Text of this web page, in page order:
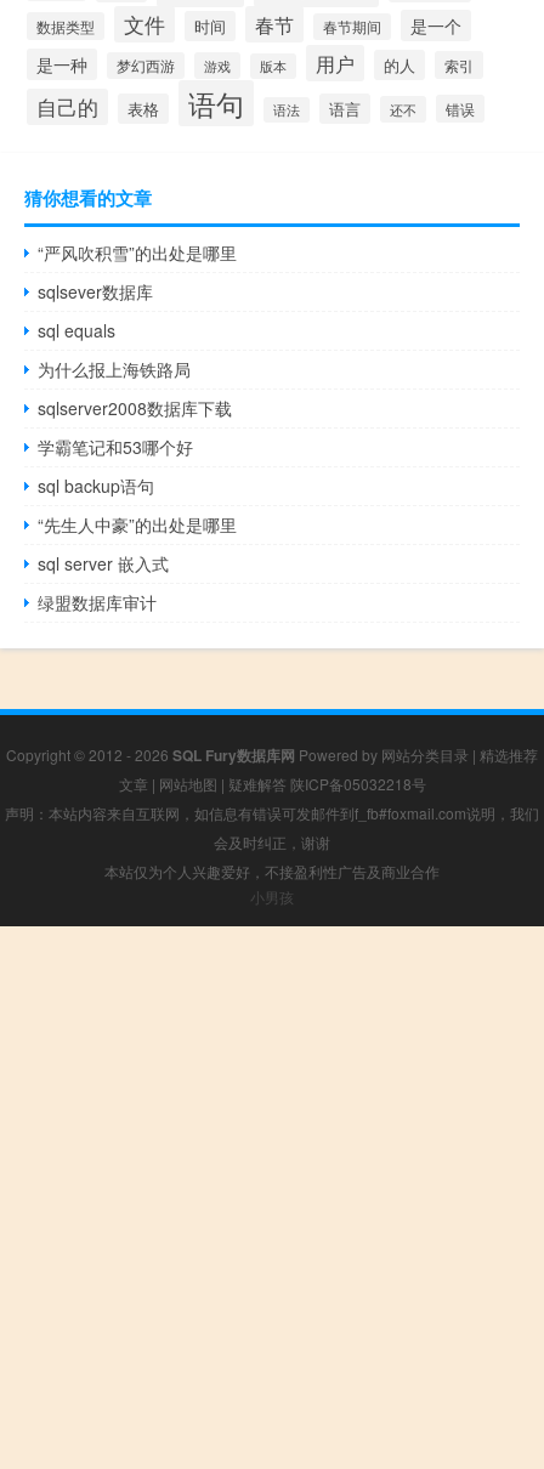
数据类型 文件 时间 春节 春节期间
是一个
是一种
梦幻西游 游戏 版本 用户 的人 索引
自己的 表格 语句 语法 语言 还不 错误
猜你想看的文章
“严风吹积雪”的出处是哪里
sqlsever数据库
sql equals
为什么报上海铁路局
sqlserver2008数据库下载
学霸笔记和53哪个好
sql backup语句
“先生人中豪”的出处是哪里
sql server 嵌入式
绿盟数据库审计
Copyright © 2012 - 2026 SQL Fury数据库网 Powered by 网站分类目录 | 精选推荐
文章 | 网站地图 | 疑难解答 陕ICP备05032218号
声明：本站内容来自互联网，如信息有错误可发邮件到f_fb#foxmail.com说明，我们
会及时纠正，谢谢
本站仅为个人兴趣爱好，不接盈利性广告及商业合作
小男孩